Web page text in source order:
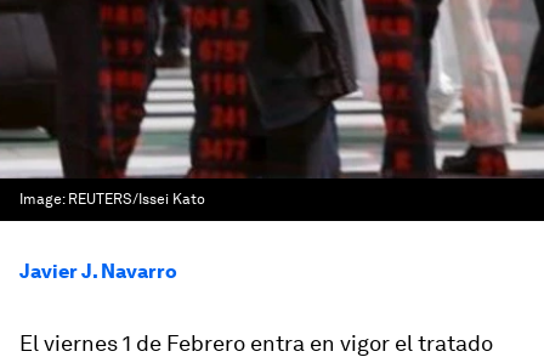
Image: REUTERS/Issei Kato
Javier J. Navarro
El viernes 1 de Febrero entra en vigor el tratado